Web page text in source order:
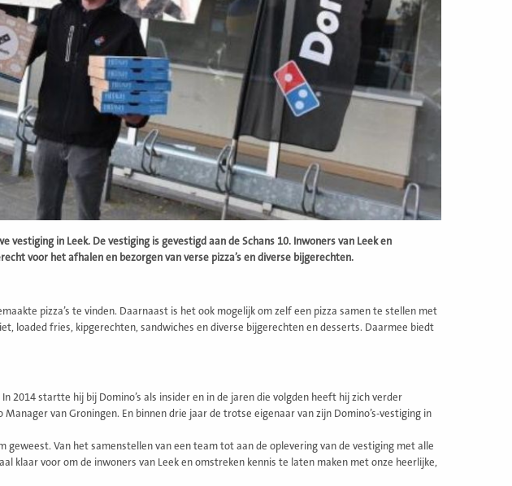
vestiging in Leek. De vestiging is gevestigd aan de Schans 10. Inwoners van Leek en
voor het afhalen en bezorgen van verse pizza’s en diverse bijgerechten.
pizza’s te vinden. Daarnaast is het ook mogelijk om zelf een pizza samen te stellen met
loaded fries, kipgerechten, sandwiches en diverse bijgerechten en desserts. Daarmee biedt
2014 startte hij bij Domino’s als insider en in de jaren die volgden heeft hij zich verder
van Groningen. En binnen drie jaar de trotse eigenaar van zijn Domino’s-vestiging in
geweest. Van het samenstellen van een team tot aan de oplevering van de vestiging met alle
klaar voor om de inwoners van Leek en omstreken kennis te laten maken met onze heerlijke,